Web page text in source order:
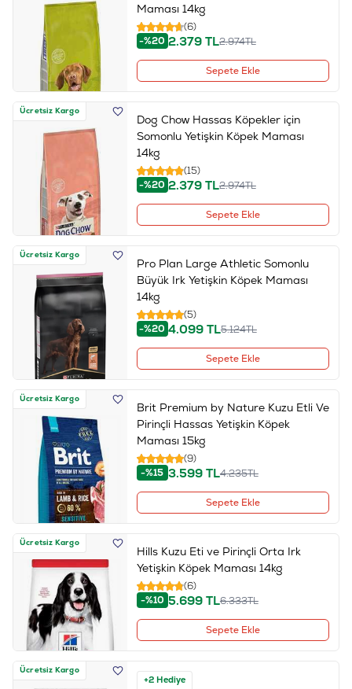
Maması 14kg
(6)
-%20 2.379TL2.974TL
Sepete Ekle
Ücretsiz Kargo
Dog Chow Hassas Köpekler için
Somonlu Yetişkin Köpek Maması
14kg
(15)
-%20 2.379TL2.974TL
Sepete Ekle
Ücretsiz Kargo
Pro Plan Large Athletic Somonlu
Büyük Irk Yetişkin Köpek Maması
14kg
(5)
-%20 4.099TL5.124TL
Sepete Ekle
Ücretsiz Kargo
Brit Premium by Nature Kuzu Etli Ve
Pirinçli Hassas Yetişkin Köpek
Maması 15kg
(9)
-%15 3.599TL4.235TL
Sepete Ekle
Ücretsiz Kargo
Hills Kuzu Eti ve Pirinçli Orta Irk
Yetişkin Köpek Maması 14kg
(6)
-%10 5.699TL6.333TL
Sepete Ekle
Ücretsiz Kargo
+2 Hediye